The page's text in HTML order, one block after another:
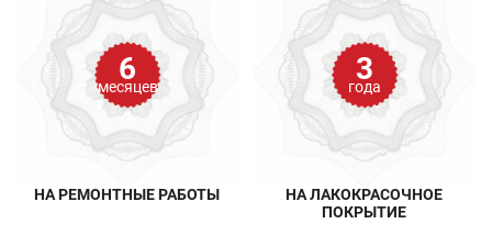
6
месяцев
НА РЕМОНТНЫЕ РАБОТЫ
3
года
НА ЛАКОКРАСОЧНОЕ
ПОКРЫТИЕ